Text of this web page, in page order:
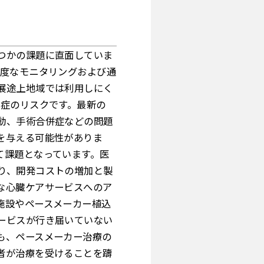
かの課題に直面していま
なモニタリングおよび通
上地域では利用しにく
のリスクです。最新の
、手術合併症などの問題
与える可能性がありま
題となっています。医
、開発コストの増加と製
心臓ケアサービスへのア
やペースメーカー植込
ビスが行き届いていない
、ペースメーカー治療の
が治療を受けることを躊